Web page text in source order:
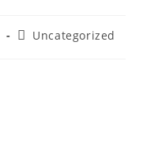
Uncategorized